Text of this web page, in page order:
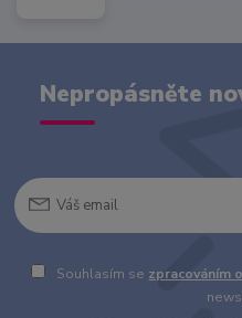
Nepropásněte
Souhlasím se zpracováním